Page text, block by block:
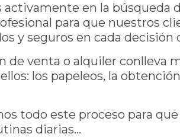
activamente en la búsqueda
para que nuestros
y seguros en cada decisión
de venta o alquiler conlleva
los papeleos, la
todo este proceso para
diarias…